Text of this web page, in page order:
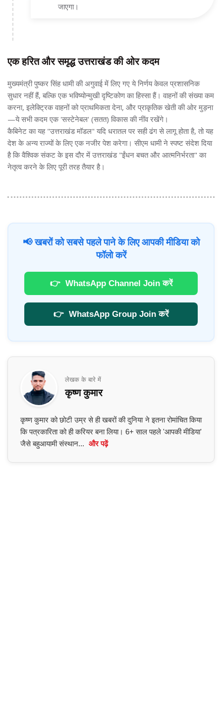
जाएगा।
एक हरित और समृद्ध उत्तराखंड की ओर कदम
मुख्यमंत्री पुष्कर सिंह धामी की अगुवाई में लिए गए ये निर्णय केवल प्रशासनिक
सुधार नहीं हैं, बल्कि एक भविष्योन्मुखी दृष्टिकोण का हिस्सा हैं। वाहनों की संख्या कम
करना, इलेक्ट्रिक वाहनों को प्राथमिकता देना, और प्राकृतिक खेती की ओर मुड़ना
—ये सभी कदम एक 'सस्टेनेबल' (सतत) विकास की नींव रखेंगे।
कैबिनेट का यह "उत्तराखंड मॉडल" यदि धरातल पर सही ढंग से लागू होता है, तो यह
देश के अन्य राज्यों के लिए एक नजीर पेश करेगा। सीएम धामी ने स्पष्ट संदेश दिया
है कि वैश्विक संकट के इस दौर में उत्तराखंड "ईंधन बचत और आत्मनिर्भरता" का
नेतृत्व करने के लिए पूरी तरह तैयार है।
📢 खबरों को सबसे पहले पाने के लिए आपकी मीडिया को
फॉलो करें
👉 WhatsApp Channel Join करें
👉 WhatsApp Group Join करें
लेखक के बारे में
कृष्ण कुमार
कृष्ण कुमार को छोटी उम्र से ही खबरों की दुनिया ने इतना रोमांचित किया
कि पत्रकारिता को ही करियर बना लिया। 6+ साल पहले 'आपकी मीडिया'
जैसे बहुआयामी संस्थान... और पढ़ें